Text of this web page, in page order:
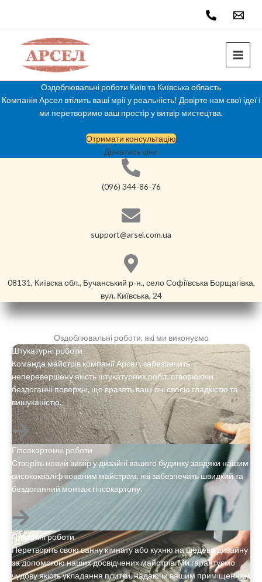
вмісту
Оздоблювальні роботи Київ та Київська область
Компанія Арсел втілить ваші мрії у реальність! Довірте нам свої ідеї і
ми перетворимо ваш простір у витвір мистецтва.
Отримати консультацію
Дізнатись ціни
(096) 344-86-76
support@arsel.com.ua
08131, Київска обл., Бучанський р-н., село Софіївська Борщагівка,
вул. Київська, 24
Оздоблювальні роботи, які ми виконуємо
Штукатурні роботи
Команда майстрів компанії Арсел, забезпечить
неперевершену якість штукатурних робіт, створюючи
бездоганні поверхні, що вразять ваші очі своєю гладкістю та
вишуканістю.
Гіпсокартонні роботи
Створіть новий вимір у дизайні вашого будинку завдяки нашим
висококваліфікованим майстрам, які забезпечать швидкий та
бездоганний монтаж гіпсокартону.
Плиточні роботи
Перетворіть свою ванну кімнату або кухню на шедевр дизайну
за допомогою наших досвідчених майстрів. Ми гарантуємо
чудову якість укладання плитки, надаючи вашим приміщенням